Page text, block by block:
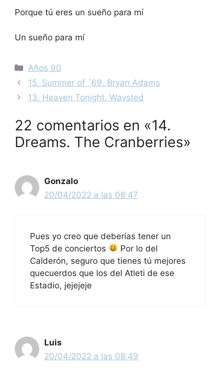
Porque tú eres un sueño para mí
Un sueño para mí
Categorías
Años 90
Navegación
de
15. Summer of ´69. Bryan Adams
13. Heaven Tonight. Waysted
22 comentarios en «14.
Dreams. The Cranberries»
Gonzalo
20/04/2022 a las 08:47
Pues yo creo que deberías tener un
Top5 de conciertos
Por lo del
Calderón, seguro que tienes tú mejores
quecuerdos que los del Atleti de ese
Estadio, jejejeje
Luis
20/04/2022 a las 08:49